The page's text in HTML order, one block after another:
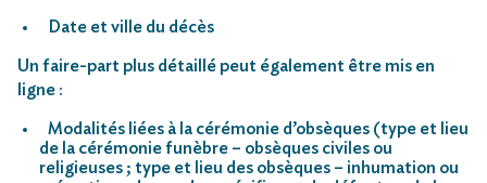
Date et ville du décès
Un faire-part plus détaillé peut également être mis en
ligne :
Modalités liées à la cérémonie d’obsèques (type et lieu
de la cérémonie funèbre – obsèques civiles ou
religieuses ; type et lieu des obsèques – inhumation ou